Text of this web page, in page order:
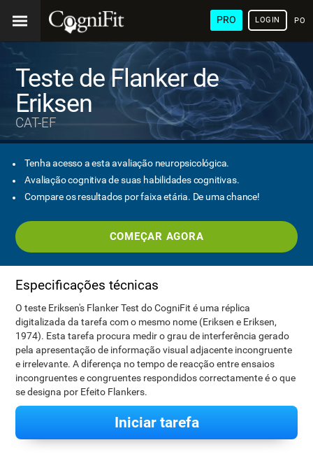
PRO LOGIN
Teste de Flanker de
Eriksen
CAT-EF
Tenha acesso a esta avaliação neuropsicológica.
Avaliação cognitiva de suas habilidades cognitivas.
Compare os resultados por faixa etária. De uma chance!
COMEÇAR AGORA
Especificações técnicas
O teste Eriksen's Flanker Test do CogniFit é uma réplica
digitalizada da tarefa com o mesmo nome (Eriksen e Eriksen,
1974). Esta tarefa procura medir o grau de interferência gerado
pela apresentação de informação visual adjacente incongruente
e irrelevante. A diferença no tempo de reacção entre ensaios
incongruentes e congruentes respondidos correctamente é o que
se designa por Efeito Flankers.
Iniciar tarefa